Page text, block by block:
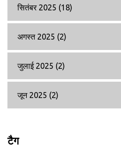
सितंबर 2025 (18)
अगस्त 2025 (2)
जुलाई 2025 (2)
जून 2025 (2)
टैग